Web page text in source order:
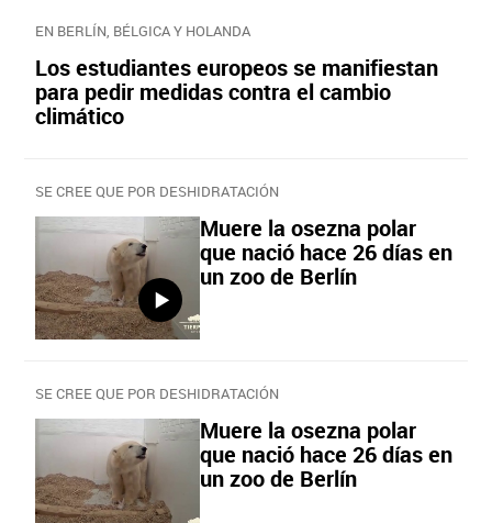
EN BERLÍN, BÉLGICA Y HOLANDA
Los estudiantes europeos se manifiestan
para pedir medidas contra el cambio
climático
SE CREE QUE POR DESHIDRATACIÓN
Muere la osezna polar
que nació hace 26 días en
un zoo de Berlín
SE CREE QUE POR DESHIDRATACIÓN
Muere la osezna polar
que nació hace 26 días en
un zoo de Berlín